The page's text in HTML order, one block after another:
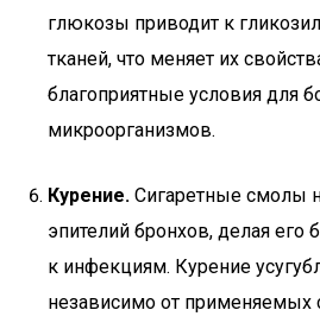
глюкозы приводит к
тканей, что меняет их
благоприятные условия для
микроорганизмов.
Курение. Сигаретные смолы
эпителий бронхов, делая
к инфекциям. Курение
независимо от применяемых